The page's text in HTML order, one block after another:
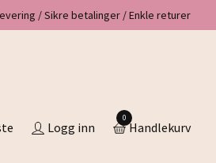
/ Sikre betalinger / Enkle returer
Logg inn
0
Handlekurv